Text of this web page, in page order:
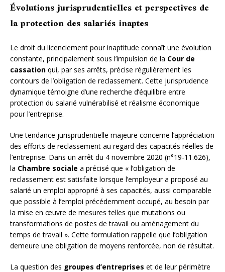
Évolutions jurisprudentielles et perspectives de
la protection des salariés inaptes
Le droit du licenciement pour inaptitude connaît une évolution
constante, principalement sous l’impulsion de la Cour de
cassation qui, par ses arrêts, précise régulièrement les
contours de l’obligation de reclassement. Cette jurisprudence
dynamique témoigne d’une recherche d’équilibre entre
protection du salarié vulnérabilisé et réalisme économique
pour l’entreprise.
Une tendance jurisprudentielle majeure concerne l’appréciation
des efforts de reclassement au regard des capacités réelles de
l’entreprise. Dans un arrêt du 4 novembre 2020 (n°19-11.626),
la Chambre sociale a précisé que « l’obligation de
reclassement est satisfaite lorsque l’employeur a proposé au
salarié un emploi approprié à ses capacités, aussi comparable
que possible à l’emploi précédemment occupé, au besoin par
la mise en œuvre de mesures telles que mutations ou
transformations de postes de travail ou aménagement du
temps de travail ». Cette formulation rappelle que l’obligation
demeure une obligation de moyens renforcée, non de résultat.
La question des groupes d’entreprises et de leur périmètre